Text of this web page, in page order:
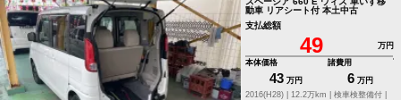
動車 リアシート付 本土中古
支払総額
49
万円
本体価格
43 万円
諸費用
6 万円
2016(H28) |
12.2万km |
検車検整備付 |